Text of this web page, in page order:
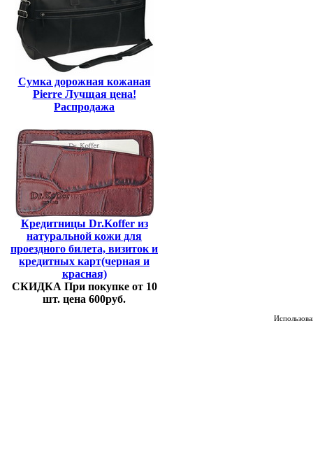
Сумка дорожная кожаная
Pierre Лучщая цена!
Распродажа
Кредитницы Dr.Koffer из
натуральной кожи для
проездного билета, визиток и
кредитных карт(черная и
красная)
СКИДКА При покупке от 10
шт. цена 600руб.